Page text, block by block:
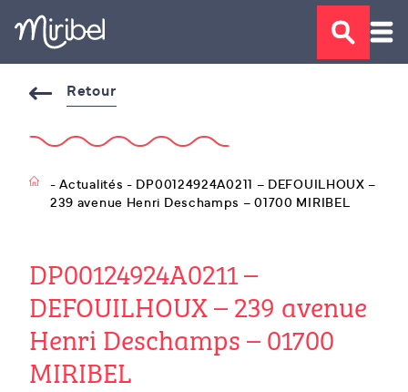
Retour
- Actualités - DP00124924A0211 – DEFOUILHOUX –
239 avenue Henri Deschamps – 01700 MIRIBEL
DP00124924A0211 –
DEFOUILHOUX – 239 avenue
Henri Deschamps – 01700
MIRIBEL